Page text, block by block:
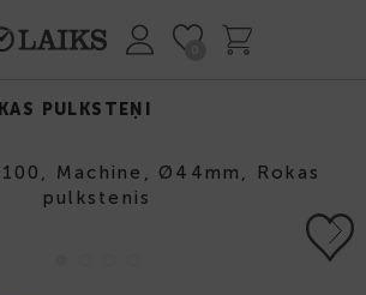
PULKSTEŅI
Machine, Ø44mm, Rokas
pulkstenis
Next